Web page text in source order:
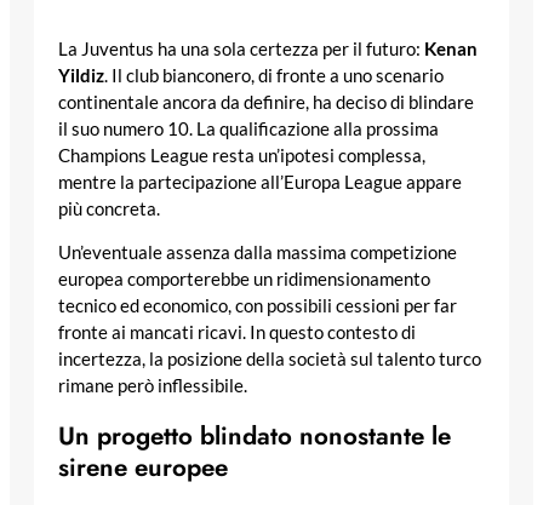
La Juventus ha una sola certezza per il futuro: Kenan
Yildiz. Il club bianconero, di fronte a uno scenario
continentale ancora da definire, ha deciso di blindare
il suo numero 10. La qualificazione alla prossima
Champions League resta un’ipotesi complessa,
mentre la partecipazione all’Europa League appare
più concreta.
Un’eventuale assenza dalla massima competizione
europea comporterebbe un ridimensionamento
tecnico ed economico, con possibili cessioni per far
fronte ai mancati ricavi. In questo contesto di
incertezza, la posizione della società sul talento turco
rimane però inflessibile.
Un progetto blindato nonostante le
sirene europee